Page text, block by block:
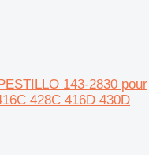
143-2830 pour
428C 416D 430D